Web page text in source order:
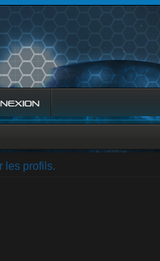
les profils.